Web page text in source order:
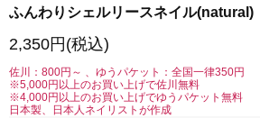
ふんわりシェルリースネイル(natural)
2,350円(税込)
佐川：800円～ 、ゆうパケット：全国一律350円
※5,000円以上のお買い上げで佐川無料
※4,000円以上のお買い上げでゆうパケット無料
日本製、日本人ネイリストが作成